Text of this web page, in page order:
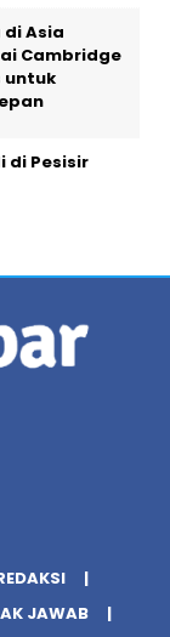
Asia
Cambridge
untuk
di Pesisir
JAWAB